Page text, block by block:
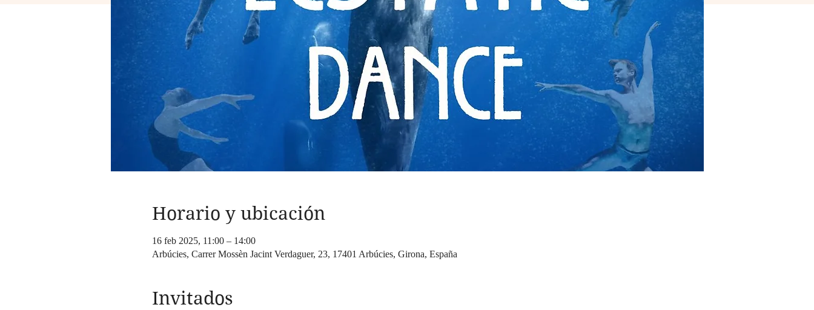
Horario y ubicación
16 feb 2025, 11:00 – 14:00
Arbúcies, Carrer Mossèn Jacint Verdaguer, 23, 17401 Arbúcies, Girona, España
Invitados